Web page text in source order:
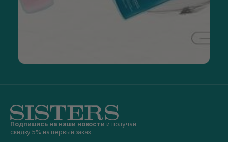
Подпишись на наши новости и получай
скидку 5% на первый заказ